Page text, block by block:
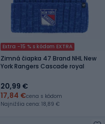
Extra -15 % s kódom EXTRA
Zimná čiapka 47 Brand NHL New
York Rangers Cascade royal
20,99 €
17,84 €cena s kódom
Najnižšia cena: 18,89 €